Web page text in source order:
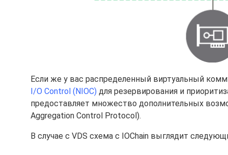
Если же у вас распределенный виртуальный
I/O Control (NIOC) для резервирования и
предоставляет множество дополнительных
Aggregation Control Protocol).
В случае с VDS схема с IOChain выглядит